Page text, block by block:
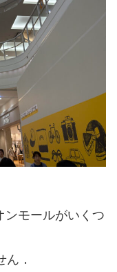
ンモールがいくつ
．